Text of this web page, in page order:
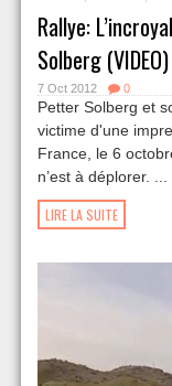
Rallye:
Solberg (VIDEO)
7 Oct 2012 0
Petter Solberg et
victime d'une
France, le 6
n’est à déplorer. ...
LIRE LA SUITE